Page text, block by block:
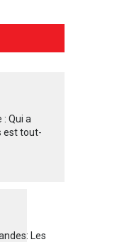
Qui a
est tout-
Les